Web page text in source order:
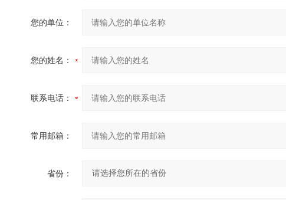
您的单位：
您的姓名：
联系电话：
常用邮箱：
省份：